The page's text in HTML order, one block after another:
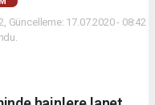
Güncelleme: 17.07.2020 - 08:42